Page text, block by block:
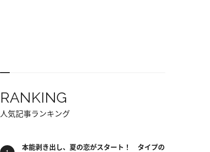
RANKING
人気記事ランキング
本能剥き出し、夏の恋がスタート！ タイプの